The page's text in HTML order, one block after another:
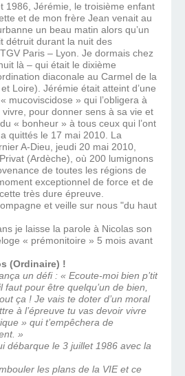
1986, Jérémie, le troisième enfant
et de mon frère Jean venait au
un beau matin alors qu’un
détruit durant la nuit des
Paris – Lyon. Je dormais chez
là – qui était le dixième
diaconale au Carmel de la
Loire). Jérémie était atteint d’une
mucoviscidose » qui l’obligera à
pour donner sens à sa vie et
« bonheur » à tous ceux qui l’ont
quittés le 17 mai 2010. La
A-Dieu, jeudi 20 mai 2010,
(Ardèche), où 200 lumignons
de toutes les régions de
exceptionnel de force et de
très dure épreuve.
et veille sur nous "du haut
je laisse la parole à Nicolas son
« prémonitoire » 5 mois avant
(Ordinaire) !
un défi : « Ecoute-moi bien p’tit
faut pour être quelqu’un de bien,
ça ! Je vais te doter d’un moral
à l’épreuve tu vas devoir vivre
» qui t’empêchera de
»
débarque le 3 juillet 1986 avec la
les plans de la VIE et ce